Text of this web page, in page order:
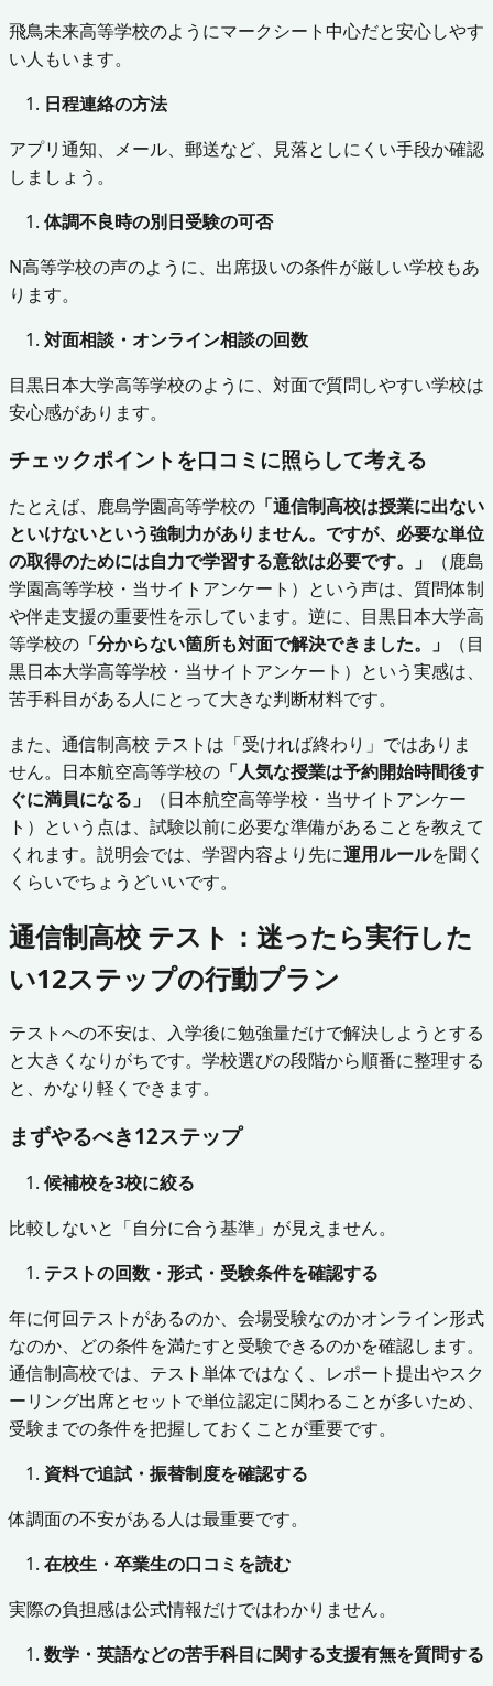
飛鳥未来高等学校のようにマークシート中心だと安心しやす
い人もいます。
日程連絡の方法
アプリ通知、メール、郵送など、見落としにくい手段か確認
しましょう。
体調不良時の別日受験の可否
N高等学校の声のように、出席扱いの条件が厳しい学校もあ
ります。
対面相談・オンライン相談の回数
目黒日本大学高等学校のように、対面で質問しやすい学校は
安心感があります。
チェックポイントを口コミに照らして考える
たとえば、鹿島学園高等学校の 「通信制高校は授業に出ない
といけないという強制力がありません。ですが、必要な単位
の取得のためには自力で学習する意欲は必要です。」
（鹿島
学園高等学校・当サイトアンケート）という声は、質問体制
や伴走支援の重要性を示しています。逆に、目黒日本大学高
等学校の 「分からない箇所も対面で解決できました。」
（目
黒日本大学高等学校・当サイトアンケート）という実感は、
苦手科目がある人にとって大きな判断材料です。
また、通信制高校 テストは「受ければ終わり」ではありま
せん。日本航空高等学校の 「人気な授業は予約開始時間後す
ぐに満員になる」
（日本航空高等学校・当サイトアンケー
ト）という点は、試験以前に必要な準備があることを教えて
くれます。説明会では、学習内容より先に運用ルールを聞く
くらいでちょうどいいです。
通信制高校 テスト：迷ったら実行した
い12ステップの行動プラン
テストへの不安は、入学後に勉強量だけで解決しようとする
と大きくなりがちです。学校選びの段階から順番に整理する
と、かなり軽くできます。
まずやるべき12ステップ
候補校を3校に絞る
比較しないと「自分に合う基準」が見えません。
テストの回数・形式・受験条件を確認する
年に何回テストがあるのか、会場受験なのかオンライン形式
なのか、どの条件を満たすと受験できるのかを確認します。
通信制高校では、テスト単体ではなく、レポート提出やスク
ーリング出席とセットで単位認定に関わることが多いため、
受験までの条件を把握しておくことが重要です。
資料で追試・振替制度を確認する
体調面の不安がある人は最重要です。
在校生・卒業生の口コミを読む
実際の負担感は公式情報だけではわかりません。
数学・英語などの苦手科目に関する支援有無を質問する